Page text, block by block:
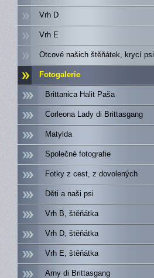
Vrh D
Vrh E
Otcové našich štěňátek, krycí psi
Fotogalerie
Brittanica Halit Paša
Corleona Lady di Brittasgang
Matylda
Společné fotografie
Fotky z cest, z dovolených
Děti a naši psi
Vrh B, štěňátka
Vrh D, štěňátka
Vrh E, štěňátka
Arny di Brittasgang